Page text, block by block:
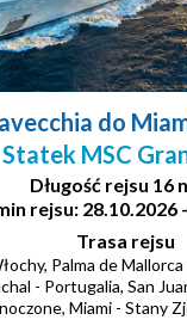
do
Statek MSC
Długość rejsu 16
rejsu: 28.10.2026
Trasa rejsu
Palma de
- Portugalia, San
Miami - Stany